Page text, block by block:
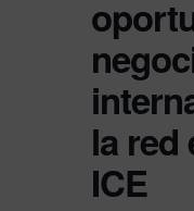
la red
ICE